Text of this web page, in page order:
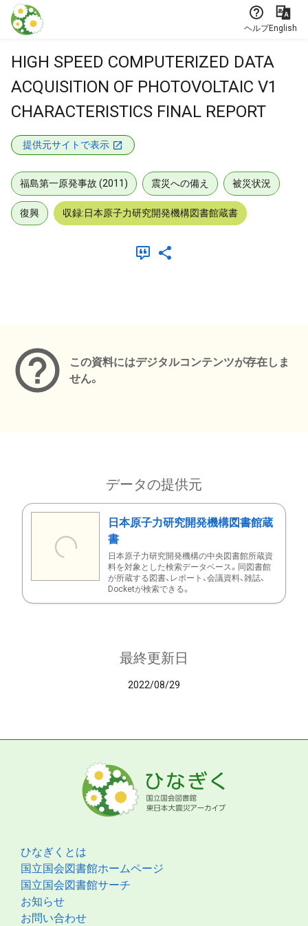
本文に飛ぶ
ヘルプEnglish
HIGH SPEED COMPUTERIZED DATA
ACQUISITION OF PHOTOVOLTAIC V1
CHARACTERISTICS FINAL REPORT
提供元サイトで表示
福島第一原発事故 (2011) 震災への備え 被災状況
復興 収録:日本原子力研究開発機構図書館蔵書
この資料にはデジタルコンテンツが存在しま
せん。
データの提供元
日本原子力研究開発機構図書館蔵
書
日本原子力研究開発機構の中央図書館所蔵資
料を対象とした検索データベース。同図書館
が所蔵する図書、レポート、会議資料、雑誌、
Docketが検索できる。
最終更新日
2022/08/29
ひなぎくとは
国立国会図書館ホームページ
国立国会図書館サーチ
お知らせ
お問い合わせ